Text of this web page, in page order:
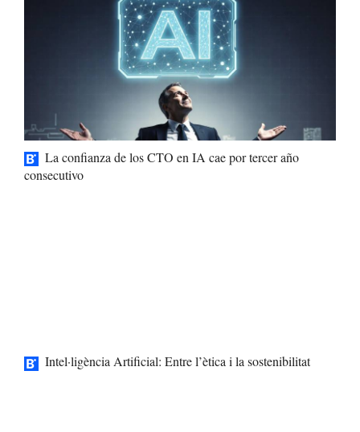
La confianza de los CTO en IA cae por tercer año
consecutivo
Intel·ligència Artificial: Entre l’ètica i la sostenibilitat